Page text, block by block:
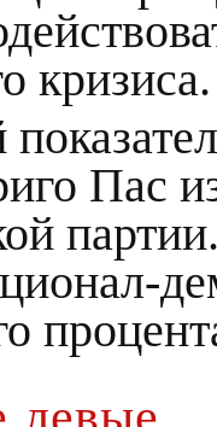
кризиса.
Пас
левые